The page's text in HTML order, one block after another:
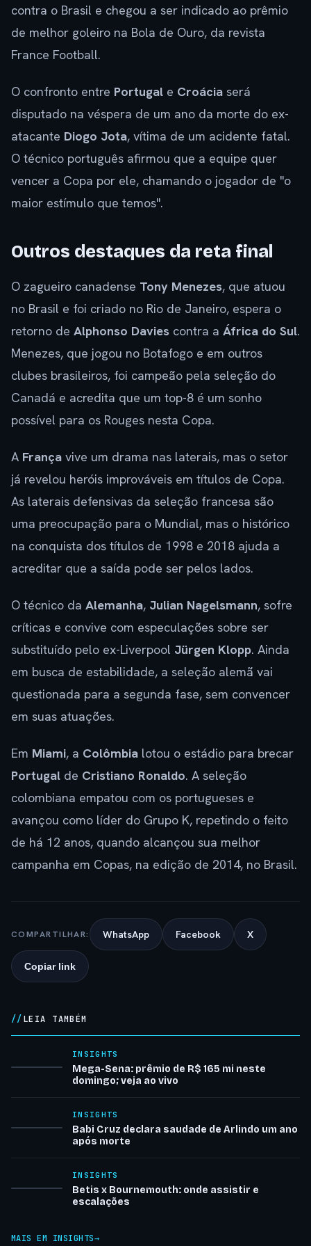
contra o Brasil e chegou a ser indicado ao prêmio
de melhor goleiro na Bola de Ouro, da revista
France Football.
O confronto entre Portugal e Croácia será
disputado na véspera de um ano da morte do ex-
atacante Diogo Jota, vítima de um acidente fatal.
O técnico português afirmou que a equipe quer
vencer a Copa por ele, chamando o jogador de "o
maior estímulo que temos".
Outros destaques da reta final
O zagueiro canadense Tony Menezes, que atuou
no Brasil e foi criado no Rio de Janeiro, espera o
retorno de Alphonso Davies contra a África do Sul.
Menezes, que jogou no Botafogo e em outros
clubes brasileiros, foi campeão pela seleção do
Canadá e acredita que um top-8 é um sonho
possível para os Rouges nesta Copa.
A França vive um drama nas laterais, mas o setor
já revelou heróis improváveis em títulos de Copa.
As laterais defensivas da seleção francesa são
uma preocupação para o Mundial, mas o histórico
na conquista dos títulos de 1998 e 2018 ajuda a
acreditar que a saída pode ser pelos lados.
O técnico da Alemanha, Julian Nagelsmann, sofre
críticas e convive com especulações sobre ser
substituído pelo ex-Liverpool Jürgen Klopp. Ainda
em busca de estabilidade, a seleção alemã vai
questionada para a segunda fase, sem convencer
em suas atuações.
Em Miami, a Colômbia lotou o estádio para brecar
Portugal de Cristiano Ronaldo. A seleção
colombiana empatou com os portugueses e
avançou como líder do Grupo K, repetindo o feito
de há 12 anos, quando alcançou sua melhor
campanha em Copas, na edição de 2014, no Brasil.
COMPARTILHAR: WhatsApp Facebook X
Copiar link
LEIA TAMBÉM
INSIGHTS
Mega-Sena: prêmio de R$ 165 mi neste
domingo; veja ao vivo
INSIGHTS
Babi Cruz declara saudade de Arlindo um ano
após morte
INSIGHTS
Betis x Bournemouth: onde assistir e
escalações
MAIS EM INSIGHTS